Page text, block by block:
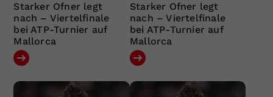
Starker Ofner legt
nach – Viertelfinale
bei ATP-Turnier auf
Mallorca
Starker Ofner legt
nach – Viertelfinale
bei ATP-Turnier auf
Mallorca